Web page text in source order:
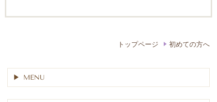
トップページ 初めての方へ
MENU